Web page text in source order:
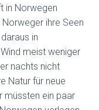
in Norwegen
ihre Seen
in
meist weniger
nachts nicht
Natur für neue
müssten ein paar